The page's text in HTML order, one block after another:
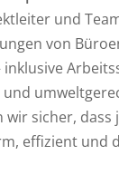
und
von
wir sicher,
effizient und